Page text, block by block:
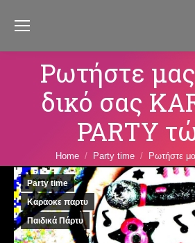
Ρωτήστε μας
δικό σας
PARTY
You are here:
Home Party time Ρωτήστε
Party time
Καραοκε παρτυ
Παιδικά Πάρτυ